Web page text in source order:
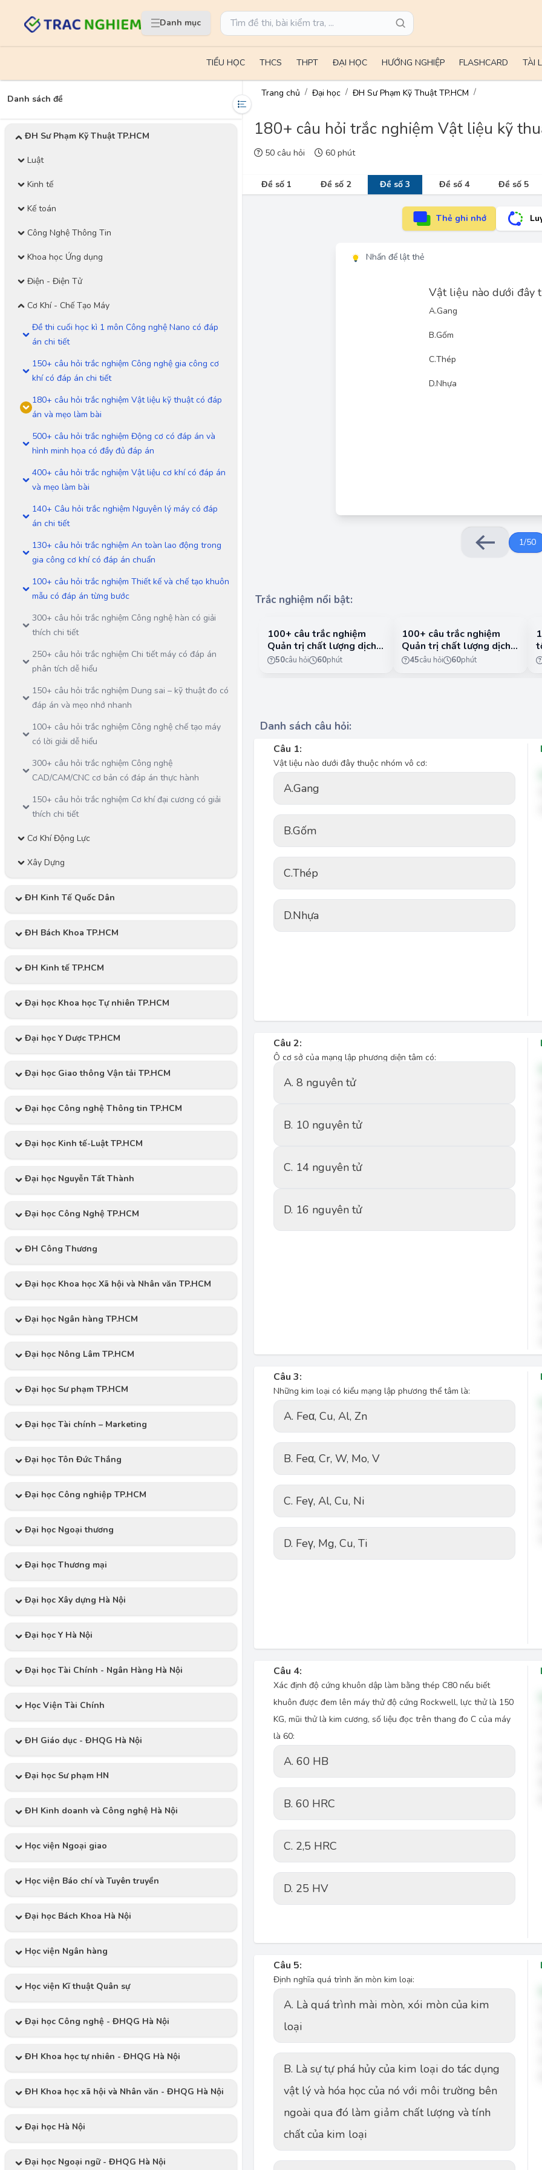
Danh mục
TIỂU HỌC THCS THPT ĐẠI HỌC HƯỚNG NGHIỆP FLASHCARD TÀI
Danh sách đề
ĐH Sư Phạm Kỹ Thuật TP.HCM
Luật
Kinh tế
Kế toán
Công Nghệ Thông Tin
Khoa học Ứng dụng
Điện - Điện Tử
Cơ Khí - Chế Tạo Máy
Đề thi cuối học kì 1 môn Công nghệ Nano có đáp
án chi tiết
150+ câu hỏi trắc nghiệm Công nghệ gia công cơ
khí có đáp án chi tiết
180+ câu hỏi trắc nghiệm Vật liệu kỹ thuật có đáp
án và mẹo làm bài
500+ câu hỏi trắc nghiệm Động cơ có đáp án và
hình minh họa có đầy đủ đáp án
400+ câu hỏi trắc nghiệm Vật liệu cơ khí có đáp án
và mẹo làm bài
140+ Câu hỏi trắc nghiệm Nguyên lý máy có đáp
án chi tiết
130+ câu hỏi trắc nghiệm An toàn lao động trong
gia công cơ khí có đáp án chuẩn
100+ câu hỏi trắc nghiệm Thiết kế và chế tạo khuôn
mẫu có đáp án từng bước
300+ câu hỏi trắc nghiệm Công nghệ hàn có giải
thích chi tiết
250+ câu hỏi trắc nghiệm Chi tiết máy có đáp án
phân tích dễ hiểu
150+ câu hỏi trắc nghiệm Dung sai – kỹ thuật đo có
đáp án và mẹo nhớ nhanh
100+ câu hỏi trắc nghiệm Công nghệ chế tạo máy
có lời giải dễ hiểu
300+ câu hỏi trắc nghiệm Công nghệ
CAD/CAM/CNC cơ bản có đáp án thực hành
150+ câu hỏi trắc nghiệm Cơ khí đại cương có giải
thích chi tiết
Cơ Khí Động Lực
Xây Dựng
ĐH Kinh Tế Quốc Dân
ĐH Bách Khoa TP.HCM
ĐH Kinh tế TP.HCM
Đại học Khoa học Tự nhiên TP.HCM
Đại học Y Dược TP.HCM
Đại học Giao thông Vận tải TP.HCM
Đại học Công nghệ Thông tin TP.HCM
Đại học Kinh tế-Luật TP.HCM
Đại học Nguyễn Tất Thành
Đại học Công Nghệ TP.HCM
ĐH Công Thương
Đại học Khoa học Xã hội và Nhân văn TP.HCM
Đại học Ngân hàng TP.HCM
Đại học Nông Lâm TP.HCM
Đại học Sư phạm TP.HCM
Đại học Tài chính – Marketing
Đại học Tôn Đức Thắng
Đại học Công nghiệp TP.HCM
Đại học Ngoại thương
Đại học Thương mại
Đại học Xây dựng Hà Nội
Đại học Y Hà Nội
Đại học Tài Chính - Ngân Hàng Hà Nội
Học Viện Tài Chính
ĐH Giáo dục - ĐHQG Hà Nội
Đại học Sư phạm HN
ĐH Kinh doanh và Công nghệ Hà Nội
Học viện Ngoại giao
Học viện Báo chí và Tuyên truyền
Đại học Bách Khoa Hà Nội
Học viện Ngân hàng
Học viện Kĩ thuật Quân sự
Đại học Công nghệ - ĐHQG Hà Nội
ĐH Khoa học tự nhiên - ĐHQG Hà Nội
ĐH Khoa học xã hội và Nhân văn - ĐHQG Hà Nội
Đại học Hà Nội
Đại học Ngoại ngữ - ĐHQG Hà Nội
Trang chủ Đại học ĐH Sư Phạm Kỹ Thuật TP.HCM
180+ câu hỏi trắc nghiệm Vật liệu kỹ
50 câu hỏi 60 phút
Đề số 1 Đề số 2 Đề số 3 Đề số 4 Đề số 5
Thẻ ghi nhớ
Nhấn để lật thẻ
Vật liệu nào dưới đây
A.Gang
B.Gốm
C.Thép
D.Nhựa
Gốm, sứ, thủy tinh: Những vật liệu này thường
1/50
Trắc nghiệm nổi bật:
100+ câu trắc nghiệm
Quản trị chất lượng dịch
vụ có lời giải chi tiết -
50câu hỏi 60phút
100+ câu trắc nghiệm
Quản trị chất lượng dịch
vụ có lời giải chi tiết -
45câu hỏi 60phút
Danh sách câu hỏi:
Câu 1:
Vật liệu nào dưới đây thuộc nhóm vô cơ:
A.Gang
B.Gốm
C.Thép
D.Nhựa
Câu 2:
Ô cơ sở của mạng lập phương diện tâm có:
A. 8 nguyên tử
B. 10 nguyên tử
C. 14 nguyên tử
D. 16 nguyên tử
Câu 3:
Những kim loại có kiểu mạng lập phương thể tâm là:
A. Feα, Cu, Al, Zn
B. Feα, Cr, W, Mo, V
C. Feγ, Al, Cu, Ni
D. Feγ, Mg, Cu, Ti
Câu 4:
Xác định độ cứng khuôn dập làm bằng thép C80 nếu biết
khuôn được đem lên máy thử độ cứng Rockwell, lực thử là 150
KG, mũi thử là kim cương, số liệu đọc trên thang đo C của máy
là 60:
A. 60 HB
B. 60 HRC
C. 2,5 HRC
D. 25 HV
Câu 5:
Định nghĩa quá trình ăn mòn kim loại:
A. Là quá trình mài mòn, xói mòn của kim
loại
B. Là sự tự phá hủy của kim loại do tác dụng
vật lý và hóa học của nó với môi trường bên
ngoài qua đó làm giảm chất lượng và tính
chất của kim loại